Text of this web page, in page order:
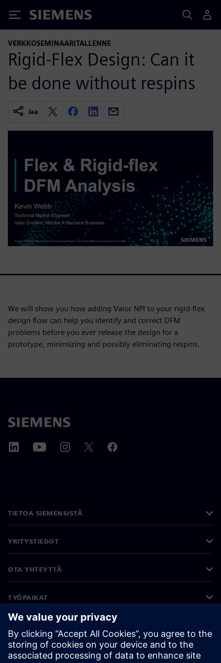
Siemens
VERKKOSEMINAARITALLENNE
Rigid-Flex Design: Can it
be done without respins
Jaa
We will show you how adding Valor NPI to your rigid-flex
design flow can help you identify and correct DFM
problems before you ever release the design for a
prototype, minimizing and possibly eliminating respins.
TIETOA SIEMENSISTÄ
YRITYSTIEDOT
OTA YHTEYTTÄ
TYÖPAIKAT
©Siemens 2026
Yritystiedot